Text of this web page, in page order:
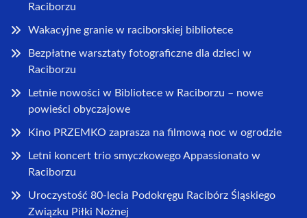
Raciborzu
Wakacyjne granie w raciborskiej bibliotece
Bezpłatne warsztaty fotograficzne dla dzieci w
Raciborzu
Letnie nowości w Bibliotece w Raciborzu – nowe
powieści obyczajowe
Kino PRZEMKO zaprasza na filmową noc w ogrodzie
Letni koncert trio smyczkowego Appassionato w
Raciborzu
Uroczystość 80-lecia Podokręgu Racibórz Śląskiego
Związku Piłki Nożnej